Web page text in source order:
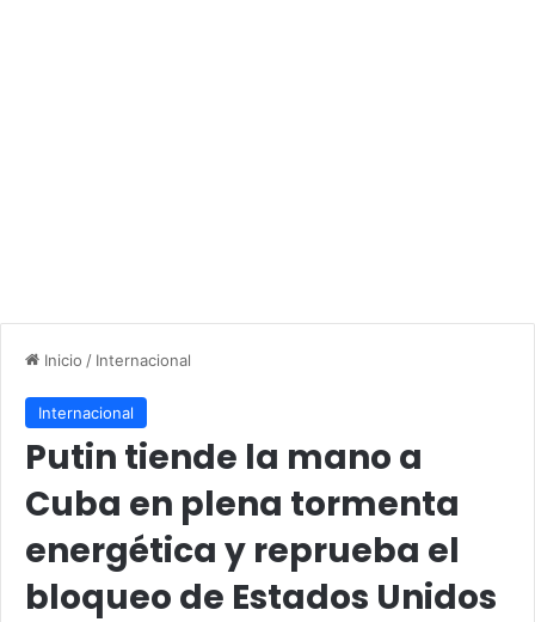
Inicio / Internacional
Internacional
Putin tiende la mano a
Cuba en plena tormenta
energética y reprueba el
bloqueo de Estados Unidos